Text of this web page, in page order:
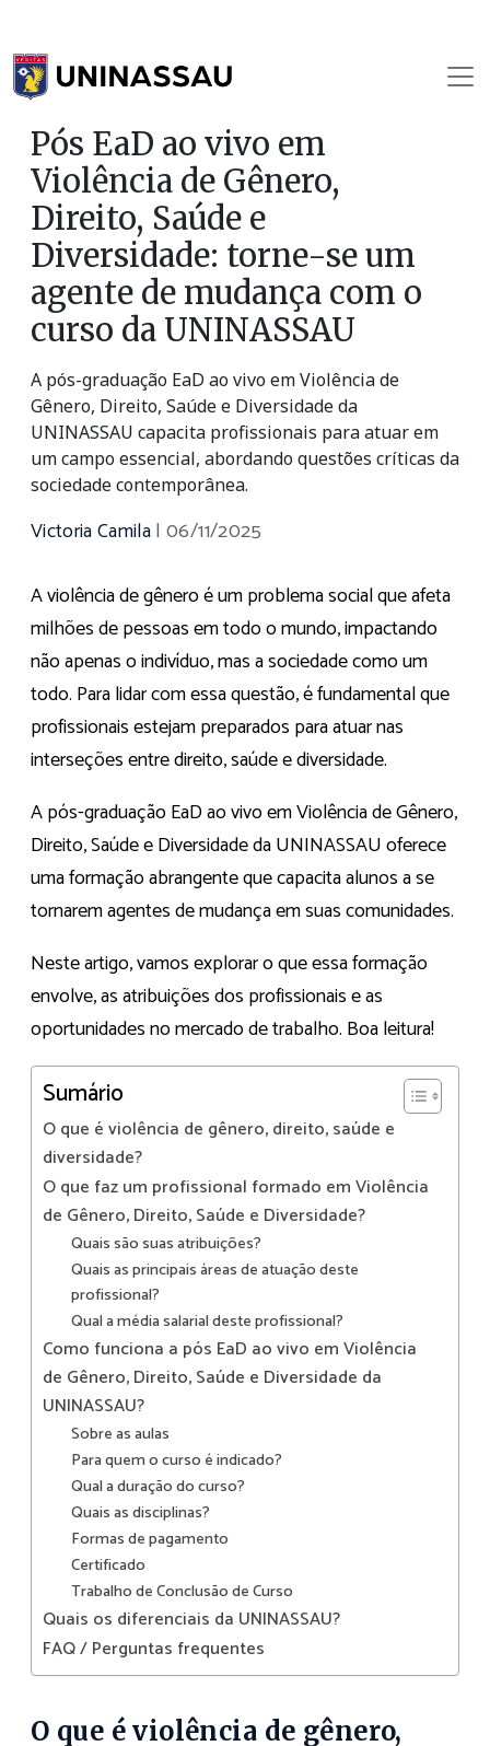
Pós EaD ao vivo em
Violência de Gênero,
Direito, Saúde e
Diversidade: torne-se um
agente de mudança com o
curso da UNINASSAU
A pós-graduação EaD ao vivo em Violência de
Gênero, Direito, Saúde e Diversidade da
UNINASSAU capacita profissionais para atuar em
um campo essencial, abordando questões críticas da
sociedade contemporânea.
Victoria Camila|06/11/2025
A violência de gênero é um problema social que afeta
milhões de pessoas em todo o mundo, impactando
não apenas o indivíduo, mas a sociedade como um
todo. Para lidar com essa questão, é fundamental que
profissionais estejam preparados para atuar nas
interseções entre direito, saúde e diversidade.
A pós-graduação EaD ao vivo em Violência de Gênero,
Direito, Saúde e Diversidade da UNINASSAU oferece
uma formação abrangente que capacita alunos a se
tornarem agentes de mudança em suas comunidades.
Neste artigo, vamos explorar o que essa formação
envolve, as atribuições dos profissionais e as
oportunidades no mercado de trabalho. Boa leitura!
Sumário
O que é violência de gênero, direito, saúde e
diversidade?
O que faz um profissional formado em Violência
de Gênero, Direito, Saúde e Diversidade?
Quais são suas atribuições?
Quais as principais áreas de atuação deste
profissional?
Qual a média salarial deste profissional?
Como funciona a pós EaD ao vivo em Violência
de Gênero, Direito, Saúde e Diversidade da
UNINASSAU?
Sobre as aulas
Para quem o curso é indicado?
Qual a duração do curso?
Quais as disciplinas?
Formas de pagamento
Certificado
Trabalho de Conclusão de Curso
Quais os diferenciais da UNINASSAU?
FAQ / Perguntas frequentes
O que é violência de gênero,